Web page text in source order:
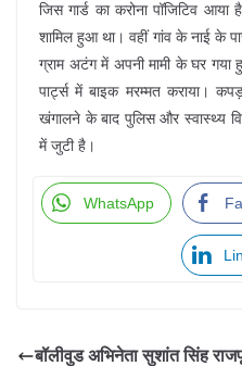
जिस गार्ड का करोना पॉजिटिव
शामिल हुआ था। वहीं गांव के नाई के
ग्राम अटंग में अपनी मामी के घर गया
पार्ट्स में बाइक मरम्मत कराया।
खंगालने के बाद पुलिस और स्वास्थ्य
में जुटी है।
WhatsApp
बॉलीवुड अभिनेता सुशांत सिंह